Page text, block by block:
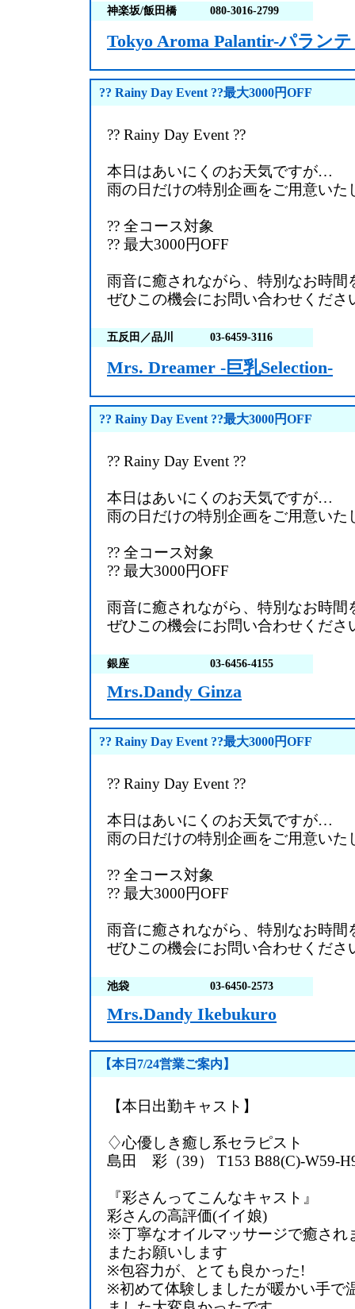
神楽坂/飯田橋 080-3016-2799
Tokyo Aroma Palantir-パラン
?? Rainy Day Event ??最大3000円OFF
?? Rainy Day Event ??
本日はあいにくのお天気ですが…
雨の日だけの特別企画をご用意いた
?? 全コース対象
?? 最大3000円OFF
雨音に癒されながら、特別なお時間
ぜひこの機会にお問い合わせくださ
五反田／品川 03-6459-3116
Mrs. Dreamer -巨乳Selection-
?? Rainy Day Event ??最大3000円OFF
?? Rainy Day Event ??
本日はあいにくのお天気ですが…
雨の日だけの特別企画をご用意いた
?? 全コース対象
?? 最大3000円OFF
雨音に癒されながら、特別なお時間
ぜひこの機会にお問い合わせくださ
銀座 03-6456-4155
Mrs.Dandy Ginza
?? Rainy Day Event ??最大3000円OFF
?? Rainy Day Event ??
本日はあいにくのお天気ですが…
雨の日だけの特別企画をご用意いた
?? 全コース対象
?? 最大3000円OFF
雨音に癒されながら、特別なお時間
ぜひこの機会にお問い合わせくださ
池袋 03-6450-2573
Mrs.Dandy Ikebukuro
【本日7/24営業ご案内】
【本日出勤キャスト】
♢心優しき癒し系セラピスト
島田 彩（39） T153 B88(C)-W59-
『彩さんってこんなキャスト』
彩さんの高評価(イイ娘)
※丁寧なオイルマッサージで癒され
またお願いします
※包容力が、とても良かった!
※初めて体験しましたが暖かい手で